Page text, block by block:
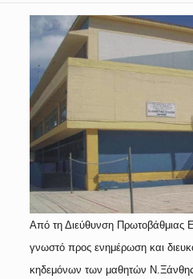
Από τη Διεύθυνση Πρωτοβάθμιας
γνωστό προς ενημέρωση και
κηδεμόνων των μαθητών